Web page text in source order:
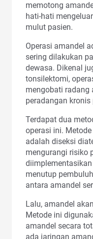
memotong
hati-hati
mulut pasien.
Operasi amandel
sering dilakukan
dewasa. Dikenal
tonsilektomi,
mengobati radang
peradangan
Terdapat dua
operasi ini.
adalah diseksi
mengurangi risiko
menutup
antara amandel
Lalu, amandel
Metode ini
amandel secara
ada jaringan